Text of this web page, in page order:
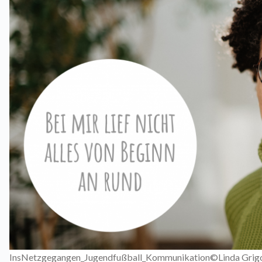
InsNetzgegangen_Jugendfußball_Kommunikation©Linda